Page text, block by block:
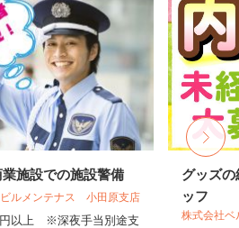
施設での施設警備
ルメンテナス 小田原支店
円以上 ※深夜手当別途支
グッズ
ッフ
株式会社ベ